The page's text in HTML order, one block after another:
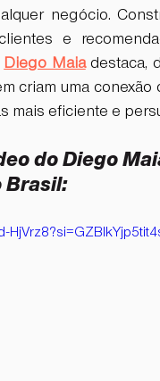
negócio.
e
Diego Maia destaca,
criam uma
mais eficiente e
do Diego
Brasil: